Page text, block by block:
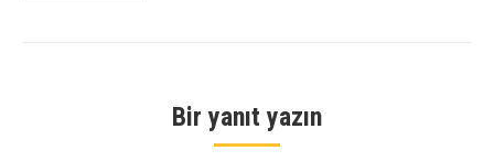
Bir yanıt yazın